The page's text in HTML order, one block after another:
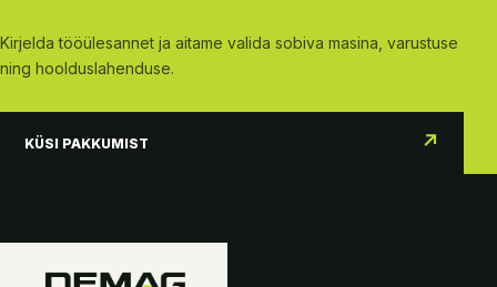
Kirjelda tööülesannet ja aitame valida sobiva masina, varustuse
ning hoolduslahenduse.
KÜSI PAKKUMIST ↗